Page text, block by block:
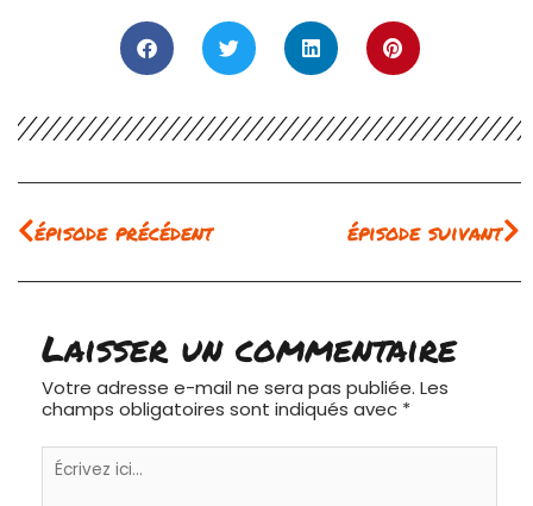
Précédent
épisode précédent épisode suivant
Laisser un commentaire
Votre adresse e-mail ne sera pas publiée. Les
champs obligatoires sont indiqués avec *
Écrivez
ici…